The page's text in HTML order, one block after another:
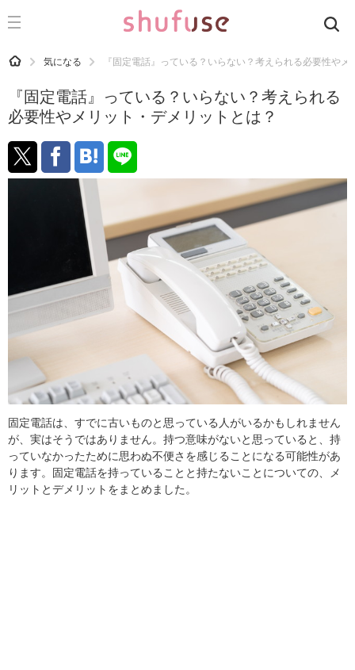
CATEGORY 記事カテゴリ
運気
洗濯
生活の知恵
趣味
食材辞典
HOME 気になる 『固定電話』っている？いらない？考えられる必要性や
『固定電話』っている？いらない？考えられる
必要性やメリット・デメリットとは？
固定電話は、すでに古いものと思っている人がいるかもしれません
が、実はそうではありません。持つ意味がないと思っていると、持
っていなかったために思わぬ不便さを感じることになる可能性があ
ります。固定電話を持っていることと持たないことについての、メ
リットとデメリットをまとめました。